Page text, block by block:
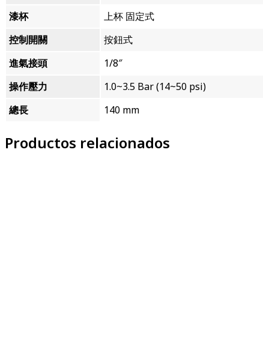
漆杯
上杯 固定式
控制開關
按鈕式
進氣接頭
1/8″
操作壓力
1.0~3.5 Bar (14~50 psi)
總長
140 mm
Productos relacionados